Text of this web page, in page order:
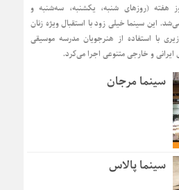
هفته (روزهای شنبه، یکشنبه، سه‌شنبه و
در ساعت۱۸:۳۰ آغاز می‌شد. این سینما خیلی زود با استقبال ویژه زنان
با استفاده از هنرجویان مدرسه موسیقی
و خارجی متنوعی اجرا می‌کرد.
سینما مرجان
سینما پالاس